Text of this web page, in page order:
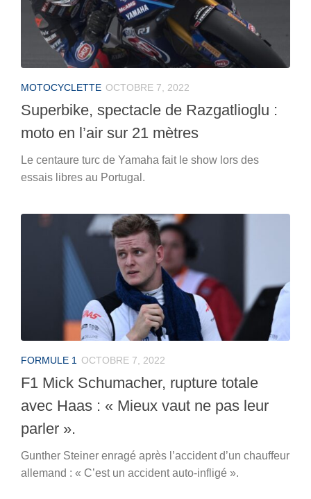
MOTOCYCLETTE OCTOBRE 7, 2022
Superbike, spectacle de Razgatlioglu :
moto en l’air sur 21 mètres
Le centaure turc de Yamaha fait le show lors des
essais libres au Portugal.
FORMULE 1 OCTOBRE 7, 2022
F1 Mick Schumacher, rupture totale
avec Haas : « Mieux vaut ne pas leur
parler ».
Gunther Steiner enragé après l’accident d’un chauffeur
allemand : « C’est un accident auto-infligé ».